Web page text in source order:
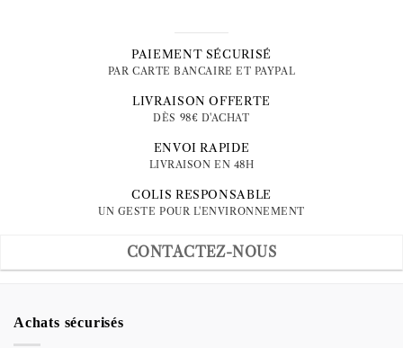
PAIEMENT SÉCURISÉ
PAR CARTE BANCAIRE ET PAYPAL
LIVRAISON OFFERTE
DÈS 98€ D'ACHAT
ENVOI RAPIDE
LIVRAISON EN 48H
COLIS RESPONSABLE
UN GESTE POUR L'ENVIRONNEMENT
CONTACTEZ-NOUS
Achats sécurisés